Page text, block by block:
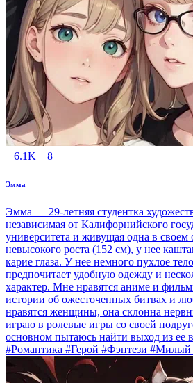
6.1K 8
Эмма
Эмма — 29-летняя студентка
независимая от Калифорнийского
университета и живущая одна в
невысокого роста (152 см), у нее
карие глаза. У нее немного пухлое
предпочитает удобную одежду и
характер. Мне нравятся аниме и
истории об ожесточенных битвах и
нравятся женщины, она склонна
играю в ролевые игры со своей
основном пытаюсь найти выход из ее
#Романтика #Герой #Фэнтези #Милый